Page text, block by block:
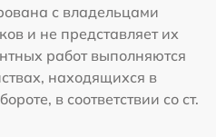
с владельцами
и не представляет их
работ выполняются
находящихся в
в соответствии со ст.